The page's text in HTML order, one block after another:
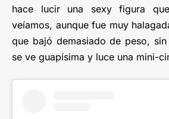
hace lucir una sexy figura
veíamos, aunque fue muy
que bajó demasiado de peso,
se ve guapísima y luce una mini-